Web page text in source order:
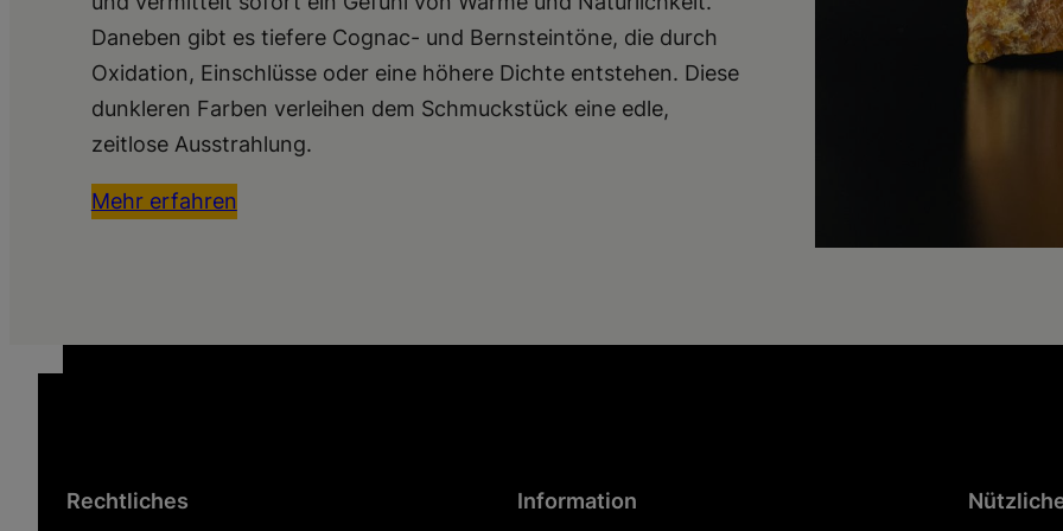
Daneben gibt es tiefere Cognac- und Bernsteintöne, die durch
Oxidation, Einschlüsse oder eine höhere Dichte entstehen. Diese
dunkleren Farben verleihen dem Schmuckstück eine edle,
zeitlose Ausstrahlung.
Mehr erfahren
Rechtliches Information